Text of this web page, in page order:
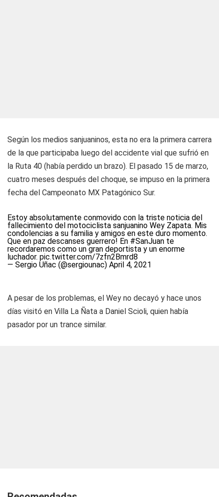
Según los medios sanjuaninos, esta no era la primera carrera
de la que participaba luego del accidente vial que sufrió en
la Ruta 40 (había perdido un brazo). El pasado 15 de marzo,
cuatro meses después del choque, se impuso en la primera
fecha del Campeonato MX Patagónico Sur.
Estoy absolutamente conmovido con la triste noticia del
fallecimiento del motociclista sanjuanino Wey Zapata. Mis
condolencias a su familia y amigos en este duro momento.
Que en paz descanses guerrero! En #SanJuan te
recordaremos como un gran deportista y un enorme
luchador. pic.twitter.com/7zfn2Bmrd8
— Sergio Uñac (@sergiounac) April 4, 2021
A pesar de los problemas, el Wey no decayó y hace unos
días visitó en Villa La Ñata a Daniel Scioli, quien había
pasador por un trance similar.